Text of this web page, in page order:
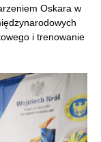
Oskara w
i trenowanie